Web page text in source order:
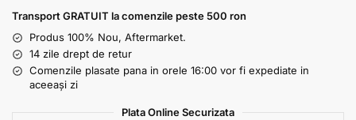
Transport GRATUIT la comenzile peste 500 ron
Produs 100% Nou, Aftermarket.
14 zile drept de retur
Comenzile plasate pana in orele 16:00 vor fi expediate in
aceeași zi
Plata Online Securizata